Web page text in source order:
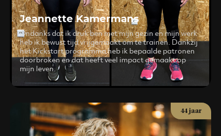
Jeannette Kamermans
Ondanks dat ik druk ben met mijn gezin en mijn werk
heb ik bewust tijd vrijgemaakt om te trainen. Dankzij
het Kickstart programma heb ik bepaalde patronen
doorbroken en dat heeft veel impact gemaakt op
mijn leven.
44 jaar